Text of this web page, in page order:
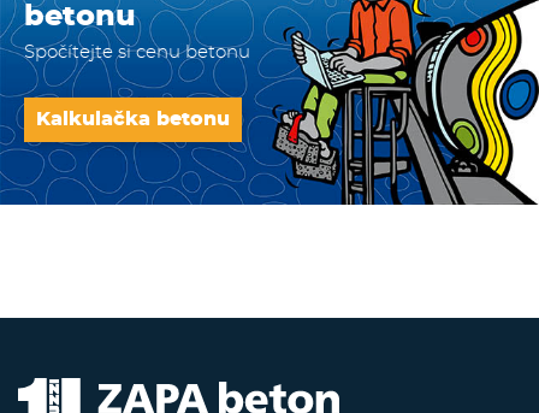
betonu
Spočítejte si cenu betonu
Kalkulačka betonu